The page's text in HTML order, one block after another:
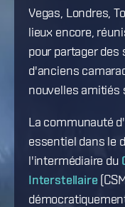
Vegas, Londres,
lieux encore,
pour partager
d'anciens
nouvelles amitiés
La communauté
essentiel dans le
l'intermédiaire du
Interstellaire